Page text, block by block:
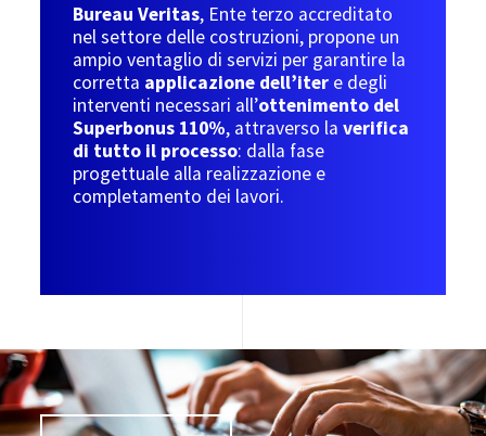
Bureau Veritas, Ente terzo accreditato
nel settore delle costruzioni, propone un
ampio ventaglio di servizi per garantire la
corretta applicazione dell’iter e degli
interventi necessari all’ottenimento del
Superbonus 110%, attraverso laverifica
di tutto il processo: dalla fase
progettuale alla realizzazione e
completamento dei lavori.